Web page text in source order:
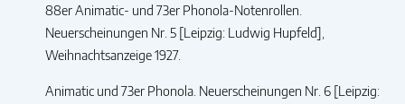
88er Animatic- und 73er Phonola-Notenrollen.
Neuerscheinungen Nr. 5 [Leipzig: Ludwig Hupfeld],
Weihnachtsanzeige 1927.
Animatic und 73er Phonola. Neuerscheinungen Nr. 6 [Leipzig: